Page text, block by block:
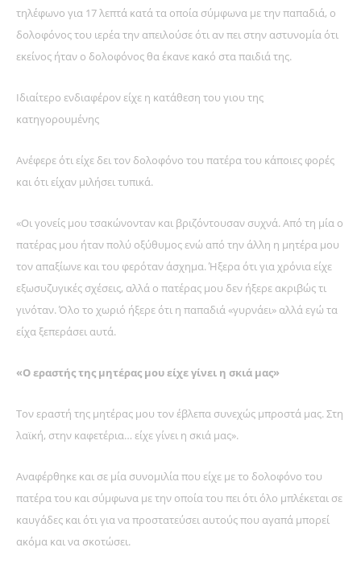
τηλέφωνο για 17 λεπτά κατά τα οποία σύμφωνα με την παπαδιά, ο
δολοφόνος του ιερέα την απειλούσε ότι αν πει στην αστυνομία ότι
εκείνος ήταν ο δολοφόνος θα έκανε κακό στα παιδιά της.
Ιδιαίτερο ενδιαφέρον είχε η κατάθεση του γιου της
κατηγορουμένης
Ανέφερε ότι είχε δει τον δολοφόνο του πατέρα του κάποιες φορές
και ότι είχαν μιλήσει τυπικά.
«Οι γονείς μου τσακώνονταν και βριζόντουσαν συχνά. Από τη μία ο
πατέρας μου ήταν πολύ οξύθυμος ενώ από την άλλη η μητέρα μου
τον απαξίωνε και του φερόταν άσχημα. Ήξερα ότι για χρόνια είχε
εξωσυζυγικές σχέσεις, αλλά ο πατέρας μου δεν ήξερε ακριβώς τι
γινόταν. Όλο το χωριό ήξερε ότι η παπαδιά «γυρνάει» αλλά εγώ τα
είχα ξεπεράσει αυτά.
«Ο εραστής της μητέρας μου είχε γίνει η σκιά μας»
Τον εραστή της μητέρας μου τον έβλεπα συνεχώς μπροστά μας. Στη
λαϊκή, στην καφετέρια… είχε γίνει η σκιά μας».
Αναφέρθηκε και σε μία συνομιλία που είχε με το δολοφόνο του
πατέρα του και σύμφωνα με την οποία του πει ότι όλο μπλέκεται σε
καυγάδες και ότι για να προστατεύσει αυτούς που αγαπά μπορεί
ακόμα και να σκοτώσει.